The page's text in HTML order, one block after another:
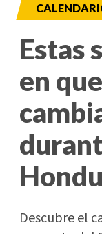
Estas
en
Descubre el